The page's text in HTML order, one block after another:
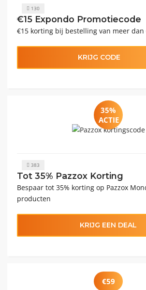
130
€15 Expondo Promotiecode
€15 korting bij bestelling van meer dan
KRIJG CODE
35%
ACTIE
383
Tot 35% Pazzox Korting
Bespaar tot 35% korting op Pazzox
producten
KRIJG EEN DEAL
€59